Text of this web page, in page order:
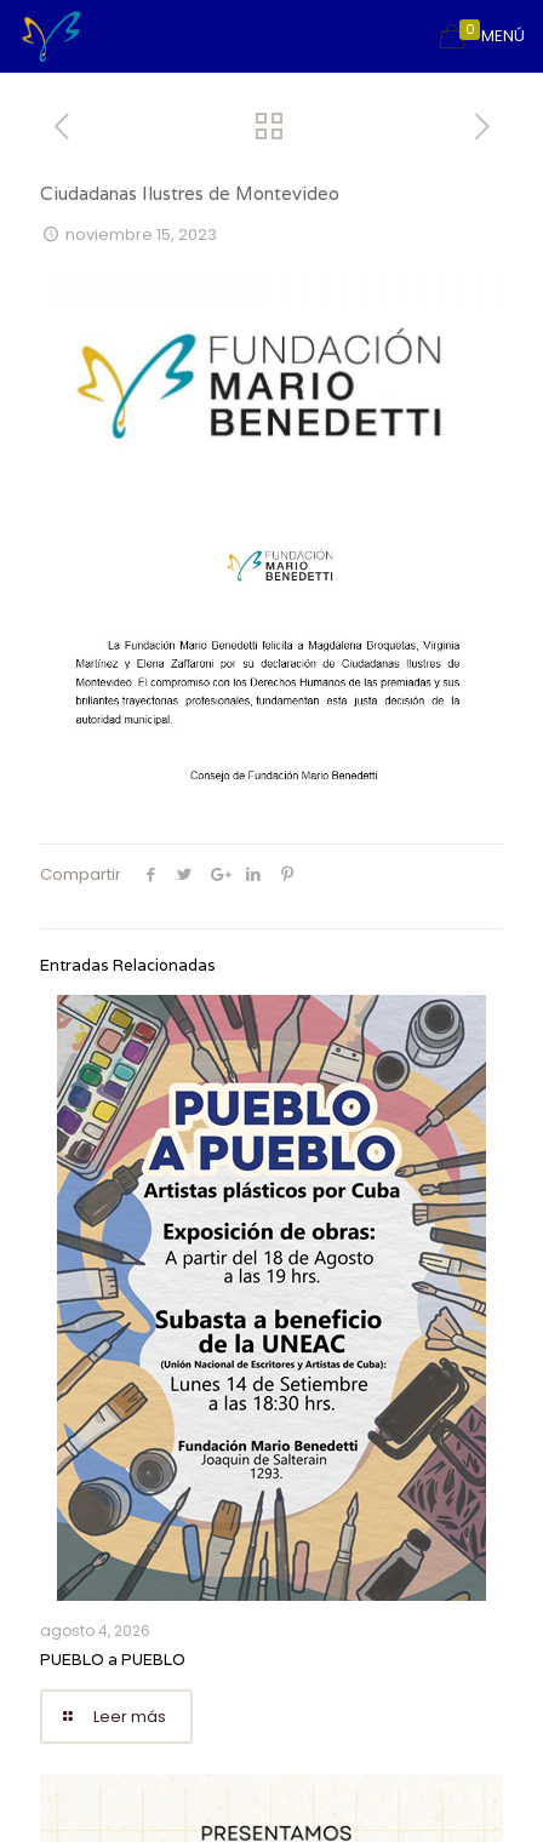
MENÚ
0
Ciudadanas Ilustres de Montevideo
noviembre 15, 2023
Compartir
Entradas Relacionadas
agosto 4, 2026
PUEBLO a PUEBLO
Leer más